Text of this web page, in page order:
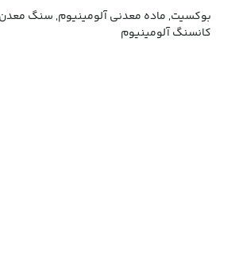
بوکسیت, ماده معدنی آلومینیوم, سنگ
کانسنگ آلومینیوم